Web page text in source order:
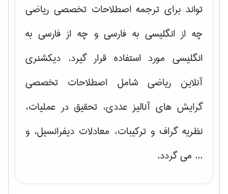
تواند برای ترجمه اصطلاحات تخصصی ریاضی
چه از انگلیسی به فارسی و چه از فارسی به
انگلیسی مورد استفاده قرار گیرد. دیکشنری
آنلاین ریاضی شامل اصطلاحات تخصصی
گرایش های آنالیز عددی، تحقیق در عملیات،
نظریه گراف و تركیبات، معادلات دیفرانسیل، و
... می گردد.